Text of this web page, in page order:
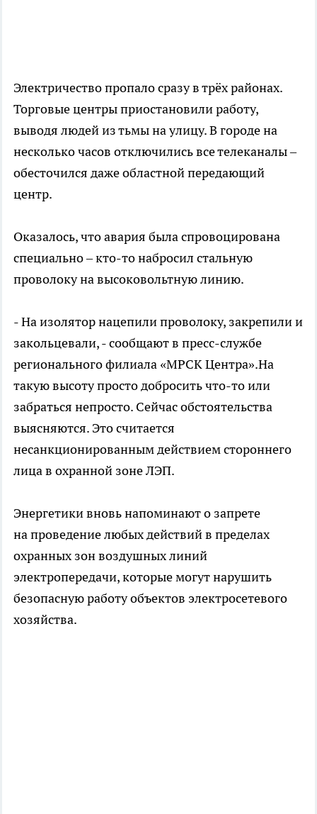
Электричество пропало сразу в трёх районах.
Торговые центры приостановили работу,
выводя людей из тьмы на улицу. В городе на
несколько часов отключились все телеканалы –
обесточился даже областной передающий
центр.
Оказалось, что авария была спровоцирована
специально – кто-то набросил стальную
проволоку на высоковольтную линию.
- На изолятор нацепили проволоку, закрепили и
закольцевали, - сообщают в пресс-службе
регионального филиала «МРСК Центра».На
такую высоту просто добросить что-то или
забраться непросто. Сейчас обстоятельства
выясняются. Это считается
несанкционированным действием стороннего
лица в охранной зоне ЛЭП.
Энергетики вновь напоминают о запрете
на проведение любых действий в пределах
охранных зон воздушных линий
электропередачи, которые могут нарушить
безопасную работу объектов электросетевого
хозяйства.